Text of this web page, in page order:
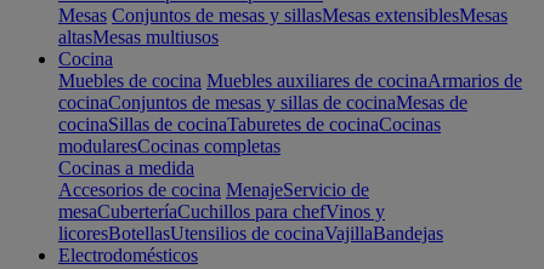
Mesas Conjuntos de mesas y sillasMesas extensiblesMesas
altasMesas multiusos
Cocina
Muebles de cocina Muebles auxiliares de cocinaArmarios de
cocinaConjuntos de mesas y sillas de cocinaMesas de
cocinaSillas de cocinaTaburetes de cocinaCocinas
modularesCocinas completas
Cocinas a medida
Accesorios de cocina MenajeServicio de
mesaCuberteríaCuchillos para chefVinos y
licoresBotellasUtensilios de cocinaVajillaBandejas
Electrodomésticos